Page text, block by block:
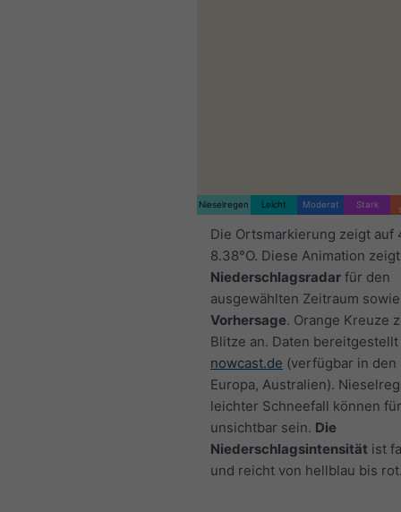
Nieselregen Leicht Moderat Stark
Die Ortsmarkierung zeigt auf
8.38°O. Diese Animation
Niederschlagsradar für den
ausgewählten Zeitraum
Vorhersage. Orange Kreuze
Blitze an. Daten
nowcast.de (verfügbar in den
Europa, Australien).
leichter Schneefall können
unsichtbar sein. Die
Niederschlagsintensität ist
und reicht von hellblau bis